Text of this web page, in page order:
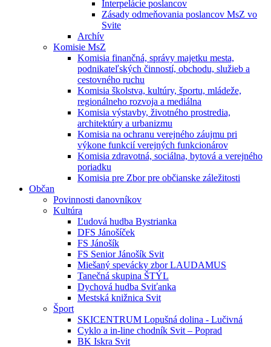
Interpelácie poslancov
Zásady odmeňovania poslancov MsZ vo
Svite
Archív
Komisie MsZ
Komisia finančná, správy majetku mesta,
podnikateľských činností, obchodu, služieb a
cestovného ruchu
Komisia školstva, kultúry, športu, mládeže,
regionálneho rozvoja a mediálna
Komisia výstavby, životného prostredia,
architektúry a urbanizmu
Komisia na ochranu verejného záujmu pri
výkone funkcií verejných funkcionárov
Komisia zdravotná, sociálna, bytová a verejného
poriadku
Komisia pre Zbor pre občianske záležitosti
Občan
Povinnosti danovníkov
Kultúra
Ľudová hudba Bystrianka
DFS Jánošíček
FS Jánošík
FS Senior Jánošík Svit
Miešaný spevácky zbor LAUDAMUS
Tanečná skupina ŠTÝL
Dychová hudba Sviťanka
Mestská knižnica Svit
Šport
SKICENTRUM Lopušná dolina - Lučivná
Cyklo a in-line chodník Svit – Poprad
BK Iskra Svit